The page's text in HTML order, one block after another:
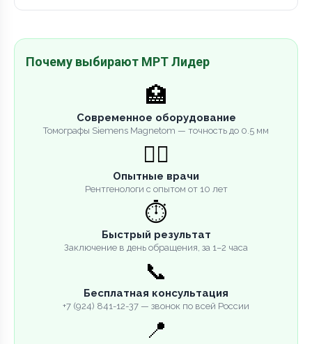
Почему выбирают МРТ Лидер
🏥
Современное оборудование
Томографы Siemens Magnetom — точность до 0.5 мм
👨‍⚕️
Опытные врачи
Рентгенологи с опытом от 10 лет
⏱️
Быстрый результат
Заключение в день обращения, за 1–2 часа
📞
Бесплатная консультация
+7 (924) 841-12-37 — звонок по всей России
📍